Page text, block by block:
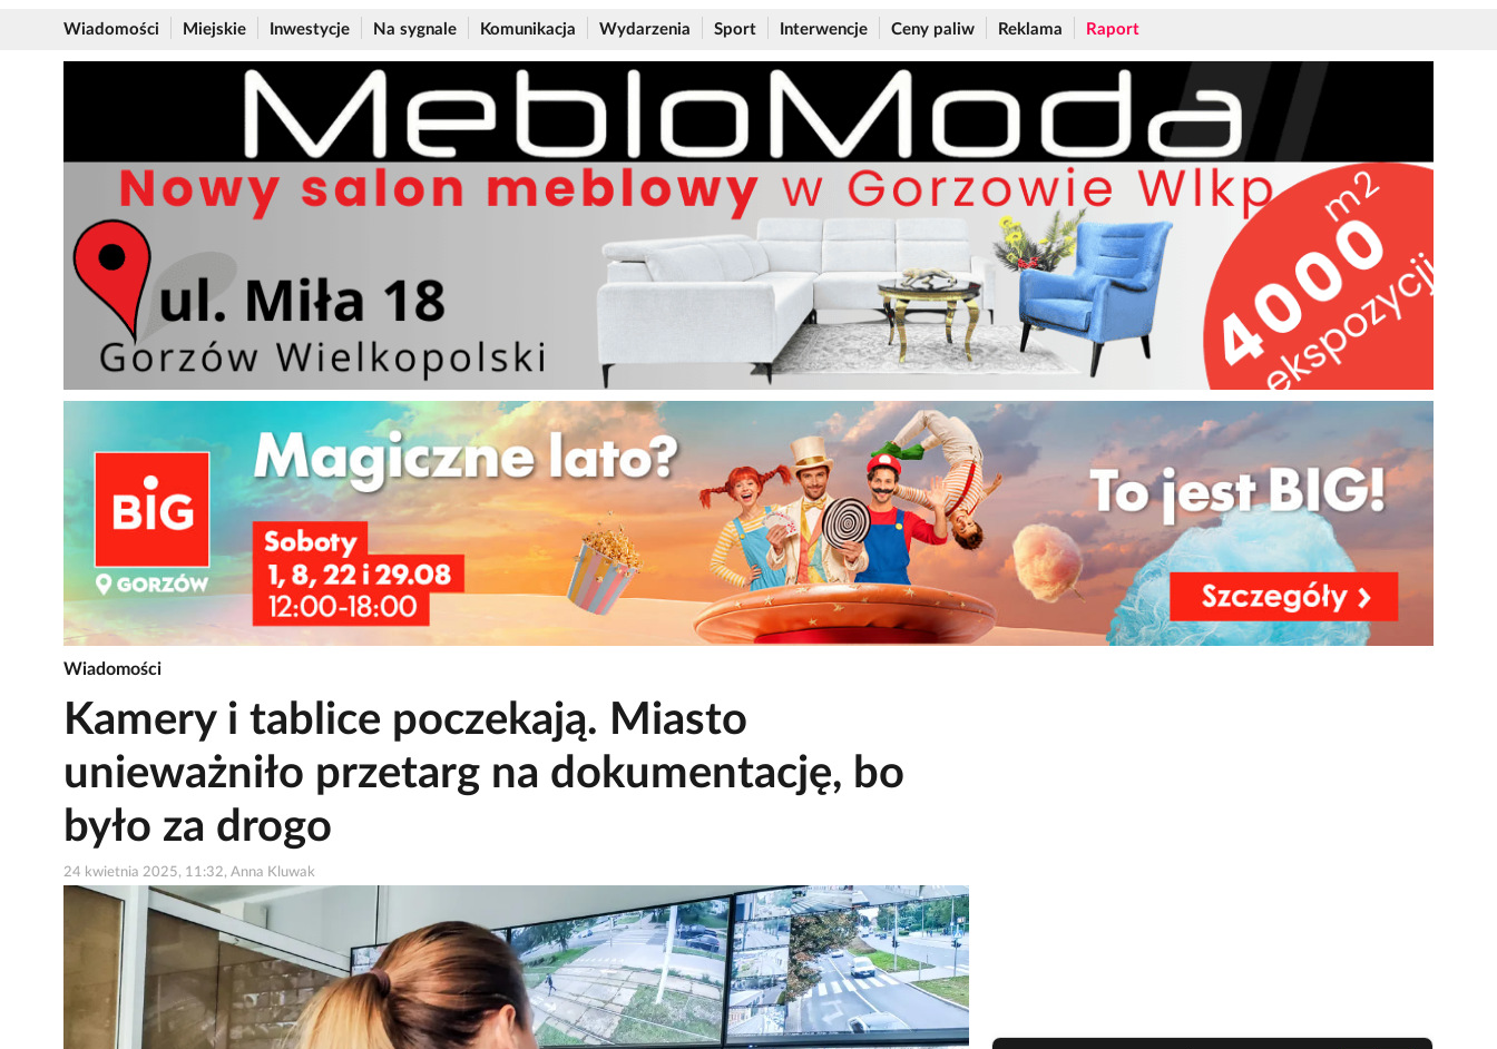
Wiadomości Miejskie Inwestycje Na sygnale Komunikacja Wydarzenia Sport Interwencje Ceny paliw Reklama Raport
Wiadomości
Kamery i tablice poczekają. Miasto
unieważniło przetarg na dokumentację, bo
było za drogo
24 kwietnia 2025, 11:32, Anna Kluwak